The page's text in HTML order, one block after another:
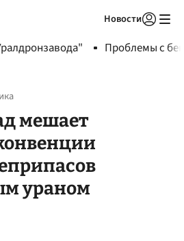
Новости
Проблемы с
мешает
ураном